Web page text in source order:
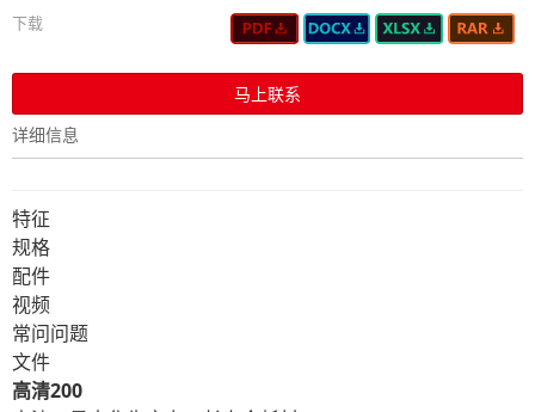
下载
马上联系
详细信息
特征
规格
配件
视频
常问问题
文件
高清200